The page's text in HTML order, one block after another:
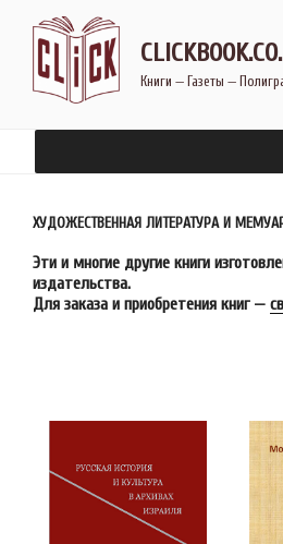
содержимому
Книги — Газеты —
ХУДОЖЕСТВЕННАЯ ЛИТЕРАТУРА И
Эти и многие другие книги
издательства.
Для заказа и приобретения книг —